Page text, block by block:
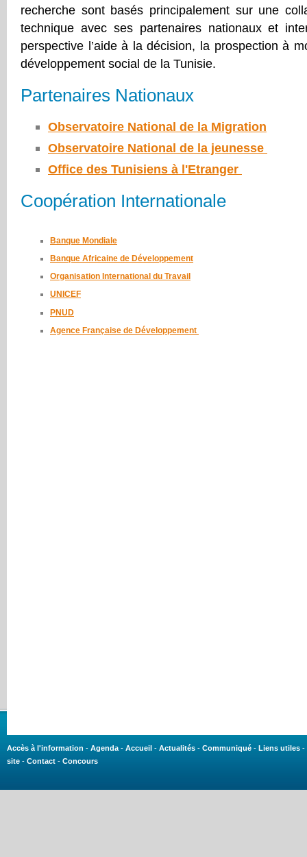
recherche sont basés principalement sur une
technique avec ses partenaires nationaux et
perspective l’aide à la décision, la prospection à
développement social de la Tunisie.
Partenaires Nationaux
Observatoire National de la Migration
Observatoire National de la jeunesse
Office des Tunisiens à l'Etranger
Coopération Internationale
Banque Mondiale
Banque Africaine de Développement
Organisation International du Travail
UNICEF
PNUD
Agence Française de Développement
Accès à l'information - Agenda - Accueil - Actualités - Communiqué - Liens utiles -
site - Contact - Concours